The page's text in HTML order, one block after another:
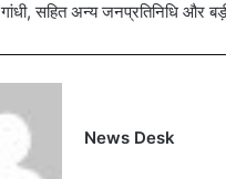
सहित अन्य जनप्रतिनिधि और
News Desk